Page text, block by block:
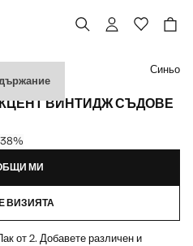
ВИНТИДЖ СЪДОВЕ
€ лв. 31,27]
Синьо
МИ
ВИЗИЯТА
от 2. Добавете различен и